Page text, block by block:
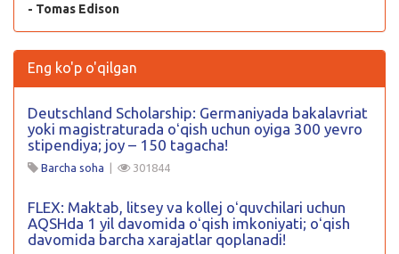
- Tomas Edison
Eng ko'p o'qilgan
Deutschland Scholarship: Germaniyada bakalavriat
yoki magistraturada oʻqish uchun oyiga 300 yevro
stipendiya; joy – 150 tagacha!
Barcha soha | 301844
FLEX: Maktab, litsey va kollej oʻquvchilari uchun
AQSHda 1 yil davomida oʻqish imkoniyati; oʻqish
davomida barcha xarajatlar qoplanadi!